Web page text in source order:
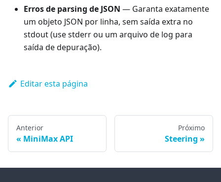
Erros de parsing de JSON — Garanta exatamente
um objeto JSON por linha, sem saída extra no
stdout (use stderr ou um arquivo de log para
saída de depuração).
Editar esta página
Anterior
MiniMax API
Próximo
Steering